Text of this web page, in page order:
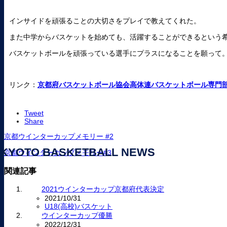
KYOTO BASKETBALL NEWS
インサイドを頑張ることの大切さをプレイで教えてくれた。
また中学からバスケットを始めても、活躍することができるという
バスケットボールを頑張っている選手にプラスになることを願って。
リンク： 京都府バスケットボール協会高体連バスケットボール専門
Tweet
Share
京都ウインターカップメモリー #2
京都ウインターカップメモリー#3
関連記事
2021ウインターカップ京都府代表決定
2021/10/31
U18(高校)バスケット
ウインターカップ優勝
2022/12/31